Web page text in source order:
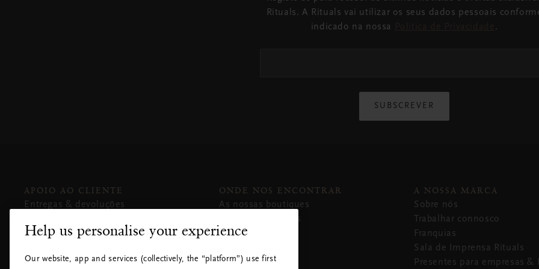
Rituals. A Rituals vai utilizar os seus dados pessoais
indicado na nossa
.
SUBSCREVER
APOIO AO CLIENTE
Entregas & devoluções
Contactos
Definições de cookies
ONDE NOS ENCONTRAR
As nossas boutiques
Grandes armazéns
Hotéis
A NOSSA MARCA
Sobre nós
Trabalhar connosco
Franquias
Sala de Imprensa Rituals
Presentes para empresas &
Help us personalise your experience
Our website, app and services (collectively, the “platform”) use first